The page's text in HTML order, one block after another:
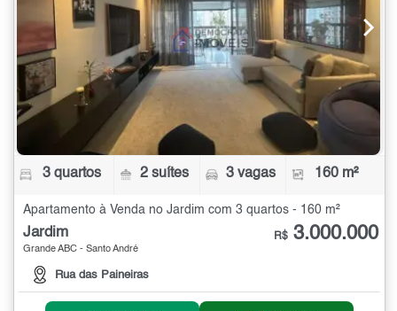
3 quartos 2 suítes 3 vagas 160 m²
Apartamento à Venda no Jardim com 3 quartos - 160 m²
Jardim
Grande ABC - Santo André
Rua das Paineiras
R$ 3.000.000